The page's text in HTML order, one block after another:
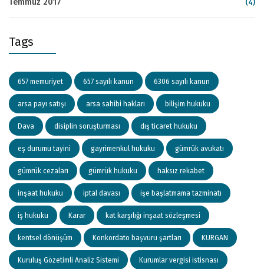
(4)
Tags
657 memuriyet 657 sayılı kanun 6306 sayılı kanun
arsa payı satışı arsa sahibi hakları bilişim hukuku
Dava disiplin soruşturması dış ticaret hukuku
eş durumu tayini gayrimenkul hukuku gümrük avukatı
gümrük cezaları gümrük hukuku haksız rekabet
inşaat hukuku iptal davası işe başlatmama tazminatı
iş hukuku Karar kat karşılığı inşaat sözleşmesi
kentsel dönüşüm Konkordato başvuru şartları KURGAN
Kuruluş Gözetimli Analiz Sistemi Kurumlar vergisi istisnası